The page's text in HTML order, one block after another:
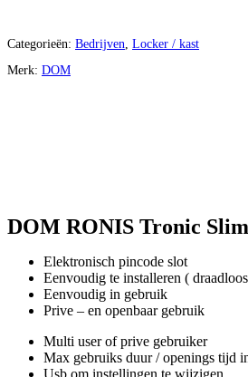
Categorieën: Bedrijven, Locker / kast
Merk: DOM
DOM RONIS Tronic Slim
Elektronisch pincode slot
Eenvoudig te installeren (
Eenvoudig in gebruik
Prive – en openbaar gebruik
Multi user of prive gebruiker
Max gebruiks duur / openings tijd